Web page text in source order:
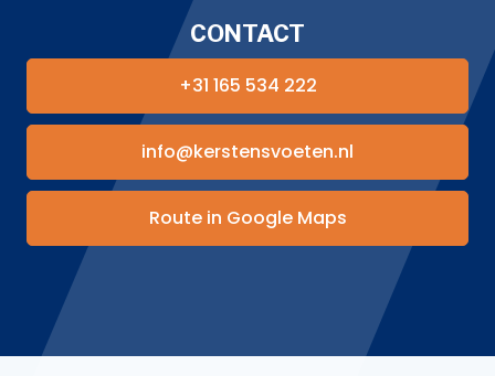
CONTACT
+31 165 534 222
info@kerstensvoeten.nl
Route in Google Maps